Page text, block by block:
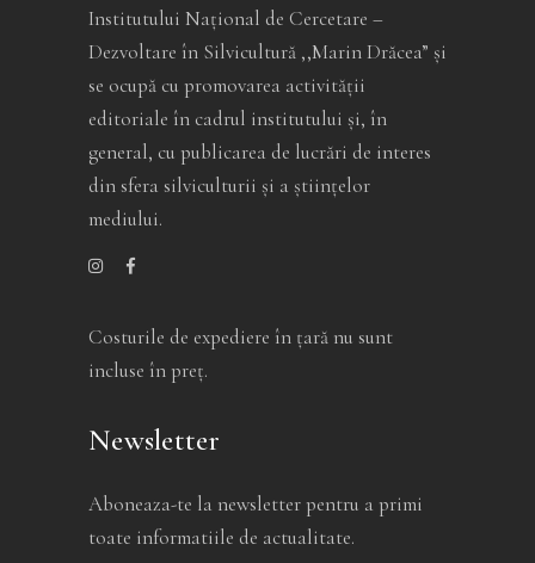
Institutului Național de Cercetare –
Dezvoltare în Silvicultură ,,Marin Drăcea” și
se ocupă cu promovarea activității
editoriale în cadrul institutului și, în
general, cu publicarea de lucrări de interes
din sfera silviculturii și a științelor
mediului.
Costurile de expediere în ţară nu sunt
incluse în preţ.
Newsletter
Aboneaza-te la newsletter pentru a primi
toate informatiile de actualitate.